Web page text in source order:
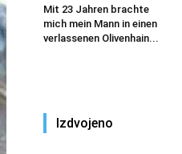
Mit 23 Jahren brachte
mich mein Mann in einen
verlassenen Olivenhain...
Izdvojeno